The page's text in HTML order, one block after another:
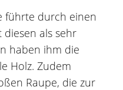
führte durch einen
als sehr
haben ihm die
Holz. Zudem
Raupe, die zur